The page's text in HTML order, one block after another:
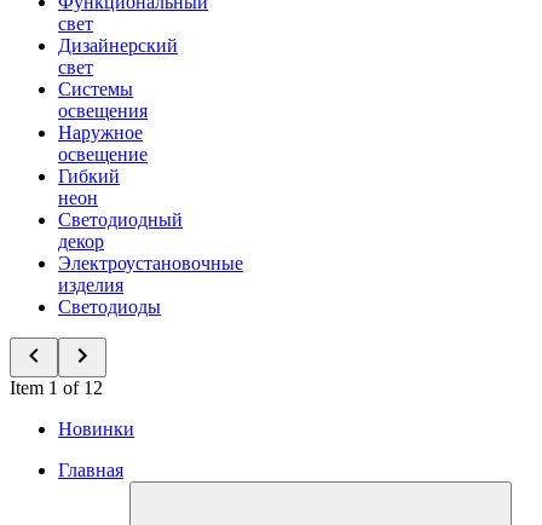
свет
Дизайнерский
свет
Системы
освещения
Наружное
освещение
Гибкий
неон
Светодиодный
декор
Электроустановочные
изделия
Светодиоды
Item 1 of 12
Новинки
Главная